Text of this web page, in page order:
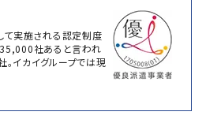
実施される認定制度
社あると言われ
イカイグループでは現